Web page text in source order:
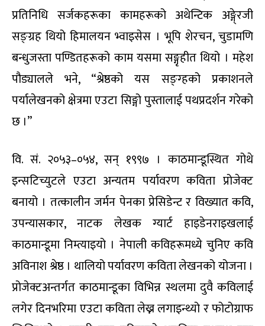
प्रतिनिधि सर्जकहरूका कामहरूको अथेन्टिक अङ्गे्रजी
सङ्ग्रह थियो हिमालयन भ्वाइसेस । भूपि शेरचन, चुडामणि
बन्धुजस्ता पण्डितहरूको काम यसमा सङ्गृहीत थियो । महेश
पौड्यालले भने, “श्रेष्ठको यस सङ्ग्हको प्रकाशनले
पर्यालेखनको क्षेत्रमा एउटा सिङ्गो पुस्तालाई पथप्रदर्शन गरेको
छ ।”
वि. सं. २०५३–०५४, सन् १९९७ । काठमान्डूस्थित गोथे
इन्सटिच्युटले एउटा अन्यतम पर्यावरण कविता प्रोजेक्ट
बनायो । तत्कालीन जर्मन पेनका प्रेसिडेन्ट र विख्यात कवि,
उपन्यासकार, नाटक लेखक ग्यार्ट हाइडेनराइखलाई
काठमान्डूमा निम्त्याइयो । नेपाली कविहरूमध्ये चुनिए कवि
अविनाश श्रेष्ठ । थालियो पर्यावरण कविता लेखनको योजना ।
प्रोजेक्टअन्तर्गत काठमान्डूका विभिन्न स्थलमा दुवै कविलाई
लगेर दिनभरिमा एउटा कविता लेख्न लगाइन्थ्यो र फोटोग्राफ